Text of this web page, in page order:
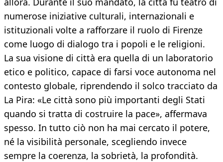
numerose iniziative culturali, internazionali e
istituzionali volte a rafforzare il ruolo di Firenze
come luogo di dialogo tra i popoli e le religioni.
La sua visione di città era quella di un laboratorio
etico e politico, capace di farsi voce autonoma nel
contesto globale, riprendendo il solco tracciato da
La Pira: «Le città sono più importanti degli Stati
quando si tratta di costruire la pace», affermava
spesso. In tutto ciò non ha mai cercato il potere,
né la visibilità personale, scegliendo invece
sempre la coerenza, la sobrietà, la profondità.